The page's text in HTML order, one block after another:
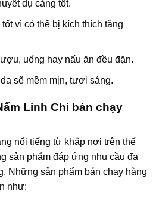
dụ càng tốt.
vì có thể bị kích thích tăng
uống hay nấu ăn đều đặn.
sẽ mềm mịn, tươi sáng.
Linh Chi bán chạy
nổi tiếng từ khắp nơi trên thế
sản phẩm đáp ứng nhu cầu đa
Những sản phẩm bán chạy hàng
như: